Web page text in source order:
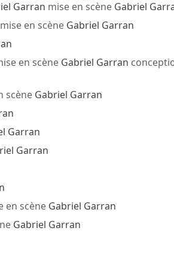
Garran mise en scène Gabriel
en scène Gabriel Garran
en scène Gabriel Garran
scène Gabriel Garran
Garran
Garran
en scène Gabriel Garran
Gabriel Garran